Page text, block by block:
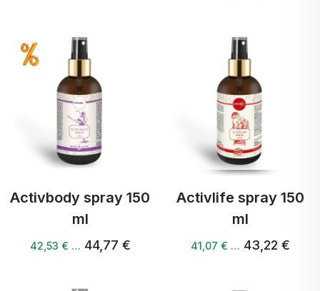
Activbody spray 150
ml
42,53 € … 44,77 €
Activlife spray 150
ml
41,07 € … 43,22 €